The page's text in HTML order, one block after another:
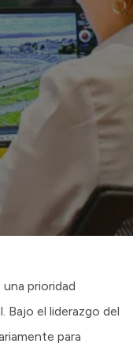
prioridad
Bajo el liderazgo del
para